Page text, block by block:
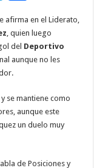
el
e
gr
a
m
p
ar
r
afirma en el Liderato,
, quien luego
del Deportivo
aunque no les
se mantiene como
aunque este
un duelo muy
de Posiciones y